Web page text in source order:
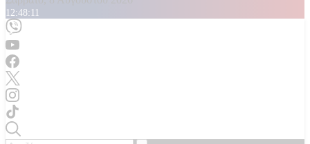
12:48:12